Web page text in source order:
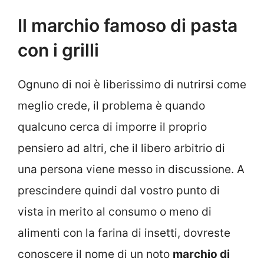
Il marchio famoso di pasta
con i grilli
Ognuno di noi è liberissimo di nutrirsi come
meglio crede, il problema è quando
qualcuno cerca di imporre il proprio
pensiero ad altri, che il libero arbitrio di
una persona viene messo in discussione. A
prescindere quindi dal vostro punto di
vista in merito al consumo o meno di
alimenti con la farina di insetti, dovreste
conoscere il nome di un noto marchio di